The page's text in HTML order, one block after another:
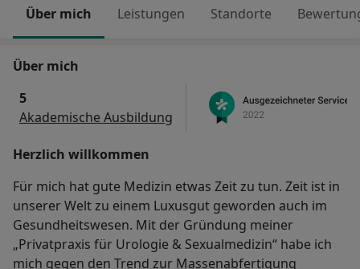
Über mich Leistungen Standorte
Über mich
5
Akademische Ausbildung
Herzlich willkommen
Für mich hat gute Medizin etwas Zeit zu tun. Zeit ist in
unserer Welt zu einem Luxusgut geworden auch im
Gesundheitswesen. Mit der Gründung meiner
„Privatpraxis für Urologie & Sexualmedizin“ habe ich
mich gegen den Trend zur Massenabfertigung